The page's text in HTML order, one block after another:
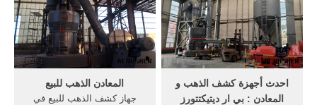
المعادن الذهب للبيع
جهاز كشف الذهب للبيع في
احدث أجهزة كشف الذهب و
المعادن : بي ار ديتيكتتورز